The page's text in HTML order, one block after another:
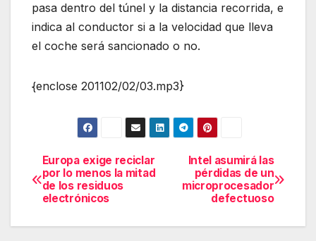
pasa dentro del túnel y la distancia recorrida, e
indica al conductor si a la velocidad que lleva
el coche será sancionado o no.
{enclose 201102/02/03.mp3}
Navegación
de
entradas
Intel asumirá las
pérdidas de un
microprocesador
defectuoso
Europa exige reciclar
por lo menos la mitad
de los residuos
electrónicos